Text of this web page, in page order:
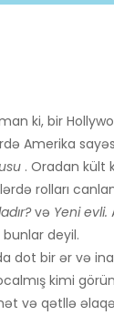
ki, bir
Amerika
. Oradan kült
rolları
və Yeni evli.
deyil.
dot bir ər və
kimi
və qətllə